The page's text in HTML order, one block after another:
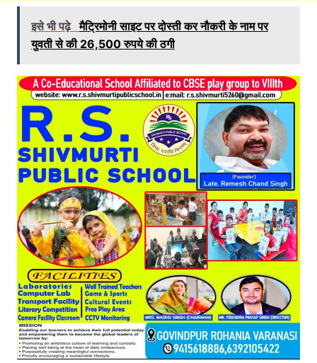
इसे भी पढ़े मैट्रिमोनी साइट पर दोस्ती कर नौकरी के नाम पर
युवती से की 26,500 रुपये की ठगी